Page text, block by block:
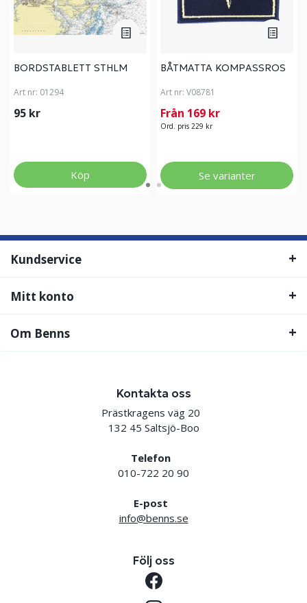
BORDSTABLETT STHLM
Art nr: 01294
95 kr
Köp
BÅTMATTA KOMPASSROS
Art nr: V08781
Från 169 kr
Ord. pris 229 kr
Se varianter
Kundservice
Mitt konto
Om Benns
Kontakta oss
Prästkragens väg 20
132 45 Saltsjö-Boo
Telefon
010-722 20 90
E-post
info@benns.se
Följ oss